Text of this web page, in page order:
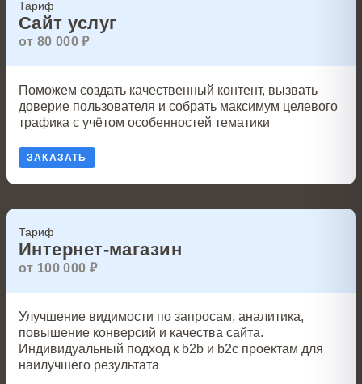
Тариф
Сайт услуг
от 80 000 ₽
Поможем создать качественный контент, вызвать
доверие пользователя и собрать максимум целевого
трафика с учётом особенностей тематики
ЗАКАЗАТЬ
Тариф
Интернет-магазин
от 100 000 ₽
Улучшение видимости по запросам, аналитика,
повышение конверсий и качества сайта.
Индивидуальный подход к b2b и b2c проектам для
наилучшего результата